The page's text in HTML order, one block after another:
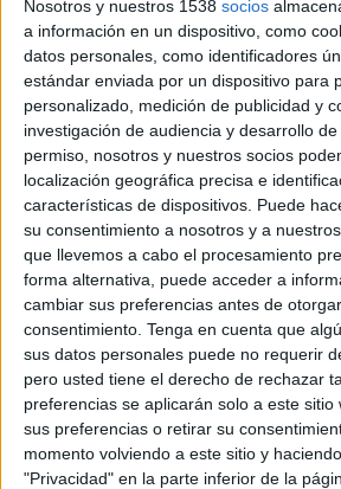
Nosotros y nuestros 1538 socios
a información en un dispositivo, como
datos personales, como identificadores
estándar enviada por un dispositivo para
personalizado, medición de publicidad y
investigación de audiencia y desarrollo de
permiso, nosotros y nuestros socios
localización geográfica precisa e
características de dispositivos. Puede
su consentimiento a nosotros y a
que llevemos a cabo el procesamiento
forma alternativa, puede acceder a
cambiar sus preferencias antes de
consentimiento. Tenga en cuenta que
sus datos personales puede no requerir
pero usted tiene el derecho de rechazar
preferencias se aplicarán solo a este sitio
sus preferencias o retirar su
momento volviendo a este sitio y
"Privacidad" en la parte inferior de la
La vinculación de las marcas es
forma general como positiva o
los seguidores. Las alianzas con
son las más valoradas, con el
que las mencionan,
calificándolas como muy
marcas que se relacionan con
concreto tiene un promedio de
Porcinos FC el equipo al que más
relacionan con alguna marca.
El estudio de Dentsu, que ha
seguidores de la Kings League
perfiles, su comportamiento y
consumo de esta competición,
League de Gerard Piqué e Ibai
convertido en la competición
revelación para los jóvenes de 18